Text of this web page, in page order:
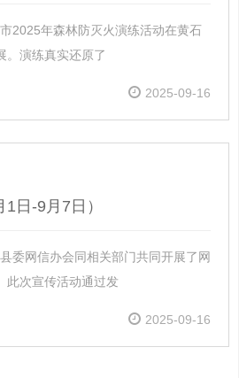
年森林防灭火演练活动在黄石
。演练真实还原了
2025-09-16
日-9月7日）
信办会同相关部门共同开展了网
此次宣传活动通过发
2025-09-16